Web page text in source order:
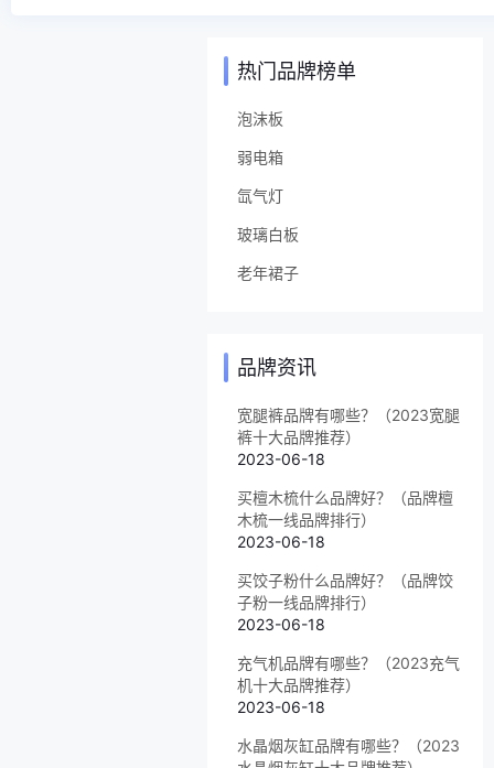
热门品牌榜单
泡沫板
弱电箱
氙气灯
玻璃白板
老年裙子
品牌资讯
宽腿裤品牌有哪些？（2023宽腿
裤十大品牌推荐）
2023-06-18
买檀木梳什么品牌好？（品牌檀
木梳一线品牌排行）
2023-06-18
买饺子粉什么品牌好？（品牌饺
子粉一线品牌排行）
2023-06-18
充气机品牌有哪些？（2023充气
机十大品牌推荐）
2023-06-18
水晶烟灰缸品牌有哪些？（2023